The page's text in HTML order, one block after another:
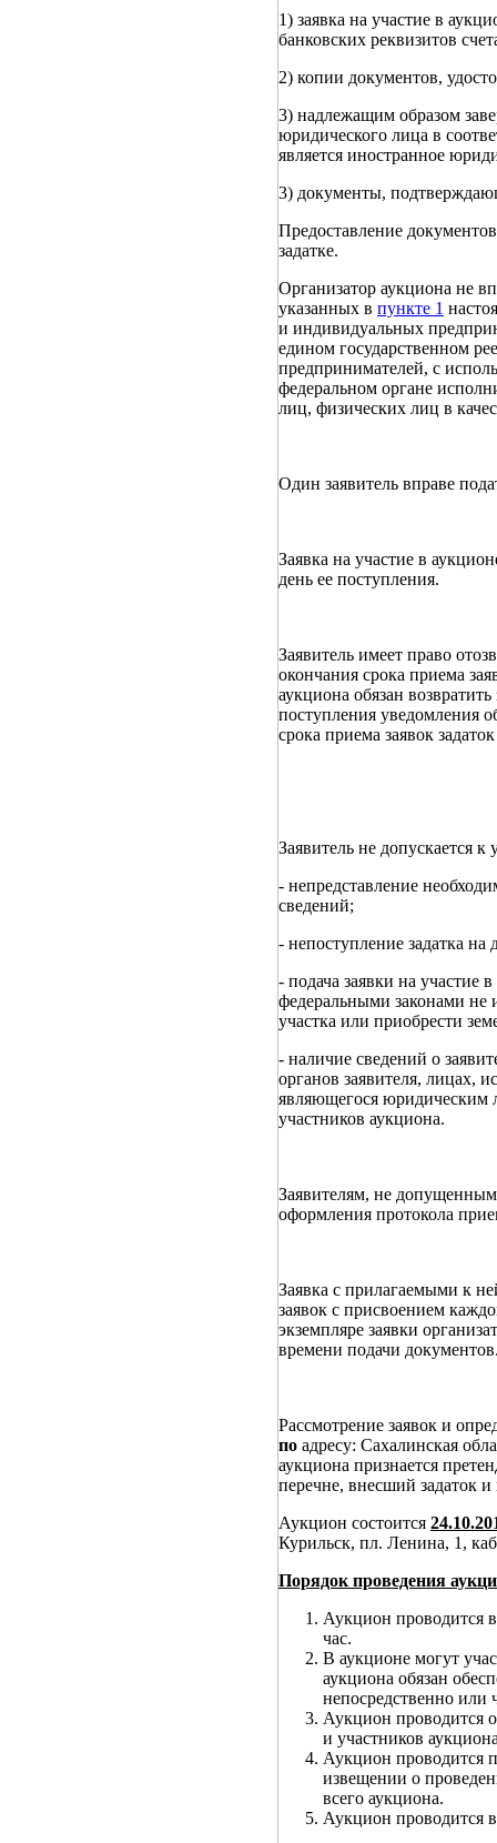
1) заявка на участие в
банковских реквизитов
2) копии документов,
3) надлежащим образом
юридического лица в
является иностранное
3) документы,
Предоставление
задатке.
Организатор аукциона не
указанных в пункте 1
и индивидуальных
едином государственном
предпринимателей, с
федеральном органе
лиц, физических лиц в
Один заявитель вправе
Заявка на участие в
день ее поступления.
Заявитель имеет право
окончания срока приема
аукциона обязан
поступления уведомления
срока приема заявок
Заявитель не допускается
- непредставление
сведений;
- непоступление задатка на
- подача заявки на участие
федеральными законами не
участка или приобрести
- наличие сведений о
органов заявителя, лицах,
являющегося юридическим
участников аукциона.
Заявителям, не допущенным
оформления протокола
Заявка с прилагаемыми к
заявок с присвоением
экземпляре заявки
времени подачи
Рассмотрение заявок и
по адресу: Сахалинская
аукциона признается
перечне, внесший задаток
Аукцион состоится
Курильск, пл. Ленина, 1,
Порядок проведения
Аукцион проводится
час.
В аукционе могут
аукциона обязан
непосредственно или
Аукцион проводится
и участников
Аукцион проводится
извещении о
всего аукциона.
Аукцион проводится